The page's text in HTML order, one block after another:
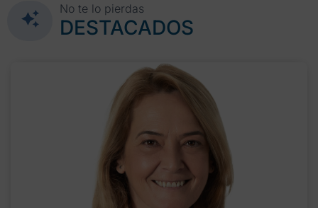
No te lo pierdas
DESTACADOS